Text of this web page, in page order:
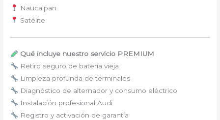
Naucalpan
Satélite
Qué incluye nuestro servicio PREMIUM
Retiro seguro de batería vieja
Limpieza profunda de terminales
Diagnóstico de alternador y consumo eléctrico
Instalación profesional Audi
Registro y activación de garantía